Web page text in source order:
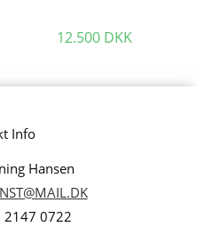
12.500 DKK
Info
Hansen
2147 0722